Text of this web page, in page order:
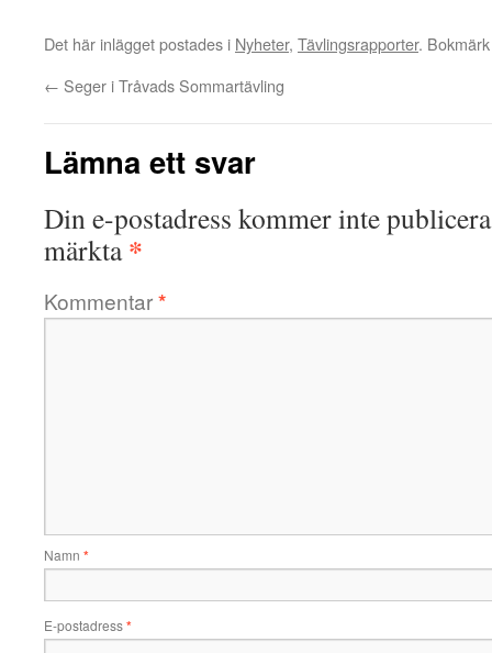
Det här inlägget postades i Nyheter, Tävlingsrapporter.
← Seger i Tråvads Sommartävling
Lämna ett svar
Din e-postadress kommer inte
märkta*
Kommentar*
Namn *
E-postadress*